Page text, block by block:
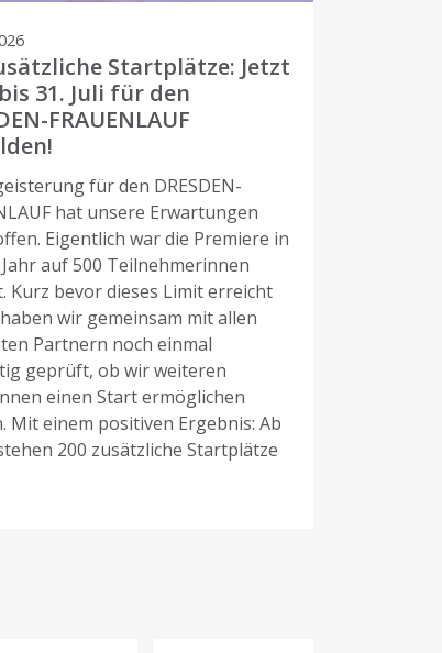
Startplätze: Jetzt
31. Juli für den
FRAUENLAUF
für den DRESDEN-
hat unsere Erwartungen
Eigentlich war die Premiere in
auf 500 Teilnehmerinnen
Kurz bevor dieses Limit erreicht
wir gemeinsam mit allen
Partnern noch einmal
geprüft, ob wir weiteren
einen Start ermöglichen
Mit einem positiven Ergebnis: Ab
200 zusätzliche Startplätze